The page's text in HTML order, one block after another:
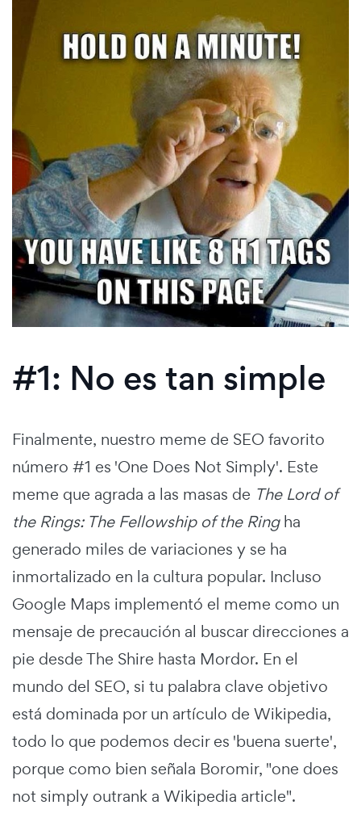
#1: No es tan simple
Finalmente, nuestro meme de SEO favorito
número #1 es 'One Does Not Simply'. Este
meme que agrada a las masas de The Lord of
the Rings: The Fellowship of the Ringha
generado miles de variaciones y se ha
inmortalizado en la cultura popular. Incluso
Google Maps implementó el meme como un
mensaje de precaución al buscar direcciones a
pie desde The Shire hasta Mordor. En el
mundo del SEO, si tu palabra clave objetivo
está dominada por un artículo de Wikipedia,
todo lo que podemos decir es 'buena suerte',
porque como bien señala Boromir, "one does
not simply outrank a Wikipedia article".